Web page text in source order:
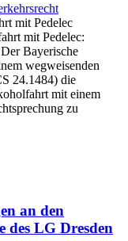
mit Pedelec
mit Pedelec:
Bayerische
wegweisenden
24.1484) die
mit einem
zu
an den
des LG Dresden